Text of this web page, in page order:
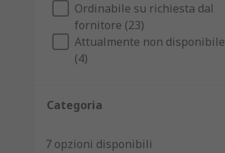
Ordinabile su richiesta dal
fornitore (23)
Attualmente non disponibile
(4)
Categoria
7 opzioni disponibili